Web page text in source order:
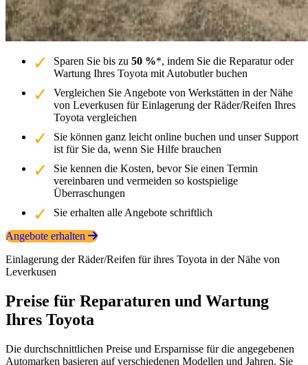
Sparen Sie bis zu 50 %*, indem Sie die Reparatur oder
Wartung Ihres Toyota mit Autobutler buchen
Vergleichen Sie Angebote von Werkstätten in der Nähe
von Leverkusen für Einlagerung der Räder/Reifen Ihres
Toyota vergleichen
Sie können ganz leicht online buchen und unser Support
ist für Sie da, wenn Sie Hilfe brauchen
Sie kennen die Kosten, bevor Sie einen Termin
vereinbaren und vermeiden so kostspielige
Überraschungen
Sie erhalten alle Angebote schriftlich
Angebote erhalten
Einlagerung der Räder/Reifen für ihres Toyota in der Nähe von
Leverkusen
Preise für Reparaturen und Wartung
Ihres Toyota
Die durchschnittlichen Preise und Ersparnisse für die angegebenen
Automarken basieren auf verschiedenen Modellen und Jahren. Sie